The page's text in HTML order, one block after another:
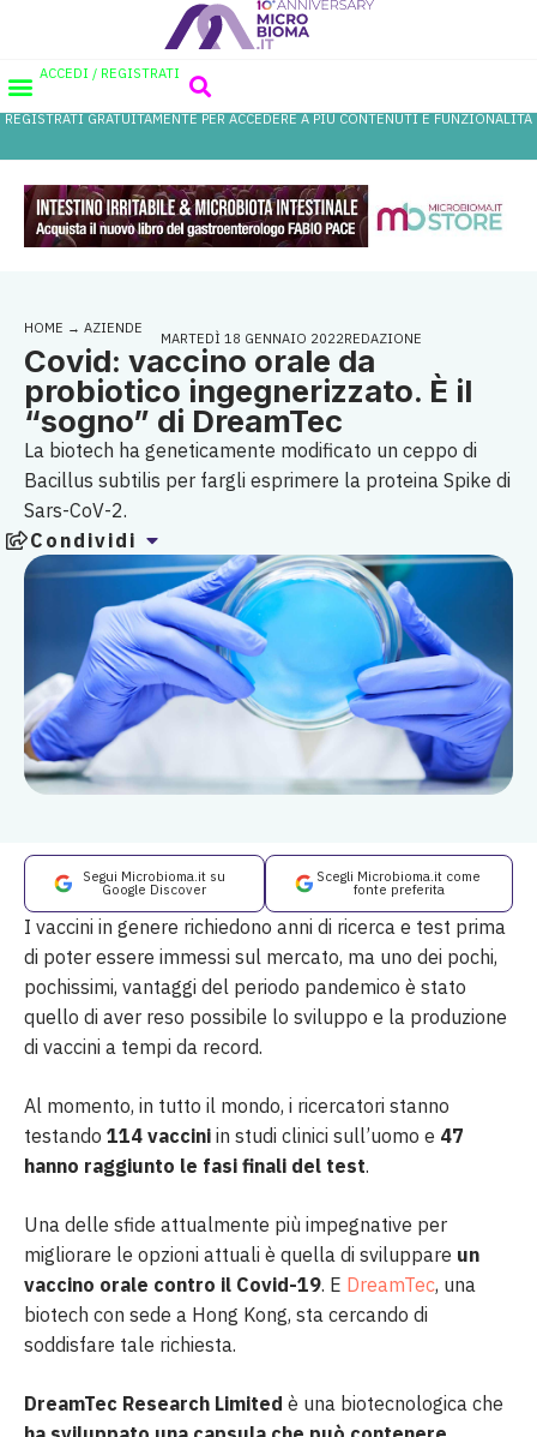
ACCEDI / REGISTRATI
REGISTRATI GRATUITAMENTE PER ACCEDERE A PIÙ CONTENUTI E FUNZIONALITÀ
HOME → AZIENDE
MARTEDÌ 18 GENNAIO 2022REDAZIONE
Covid: vaccino orale da
probiotico ingegnerizzato. È il
“sogno” di DreamTec
La biotech ha geneticamente modificato un ceppo di
Bacillus subtilis per fargli esprimere la proteina Spike di
Sars-CoV-2.
Condividi
Segui Microbioma.it su
Google Discover
Scegli Microbioma.it come
fonte preferita
I vaccini in genere richiedono anni di ricerca e test prima
di poter essere immessi sul mercato, ma uno dei pochi,
pochissimi, vantaggi del periodo pandemico è stato
quello di aver reso possibile lo sviluppo e la produzione
di vaccini a tempi da record.
Al momento, in tutto il mondo, i ricercatori stanno
testando 114 vaccini in studi clinici sull’uomo e 47
hanno raggiunto le fasi finali del test.
Una delle sfide attualmente più impegnative per
migliorare le opzioni attuali è quella di sviluppare un
vaccino orale contro il Covid-19. E DreamTec, una
biotech con sede a Hong Kong, sta cercando di
soddisfare tale richiesta.
DreamTec Research Limited è una biotecnologica che